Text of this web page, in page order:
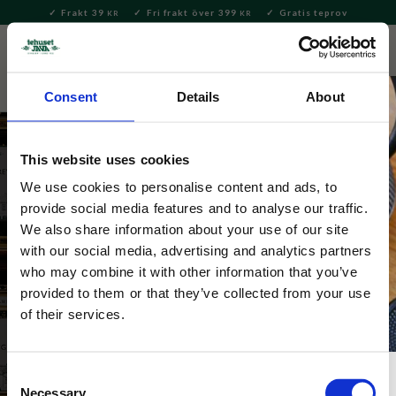
Consent Details About
This website uses cookies
We use cookies to personalise content and ads, to
provide social media features and to analyse our traffic.
We also share information about your use of our site
with our social media, advertising and analytics partners
who may combine it with other information that you’ve
provided to them or that they’ve collected from your use
of their services.
Consent
Necessary
Meny
Frakt 39 KR Fri frakt över 399 KR Gratis teprov
Svart te – neutralt
Gott och naturellt svart te på lösvikt för alla tillfällen –
klassiska tesorter noggrant utvalda från världens alla
hörn.